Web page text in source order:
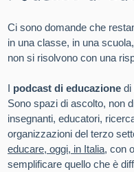
Ci sono domande che
in una classe, in una
non si risolvono con una
I podcast di educazionedi
Sono spazi di ascolto, non
insegnanti, educatori,
organizzazioni del terzo
educare, oggi, in Italia, con
semplificare quello che è